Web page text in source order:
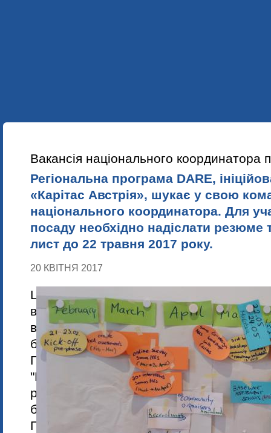
Вакансія національного координатора
Регіональна програма DARE,
«Карітас Австрія», шукає у свою
національного координатора. Для
посаду необхідно надіслати резюме
лист до 22 травня 2017 року.
20 КВІТНЯ 2017
Цього року Партнерство «Кожній
впровадження програмиDARE, яка має
вільному й багатосторонньому розвитку
батьків в Україні, Молдові, Румунії.
Програма є ініціативою регіональної
"Карітас", "Карітас Австрія", та
розробки, до якого долучилися
благодійні фонди трьох зазначених
Партнерство "Кожній дитині".